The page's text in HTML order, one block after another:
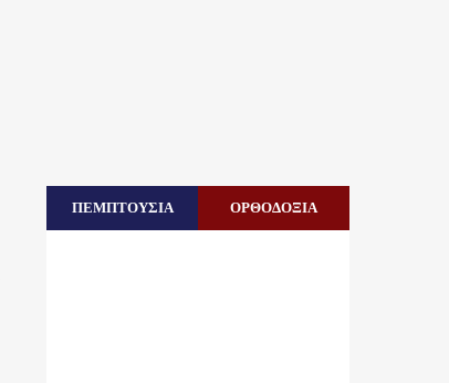
ΠΕΜΠΤΟΥΣΙΑ ΟΡΘΟΔΟΞΙΑ